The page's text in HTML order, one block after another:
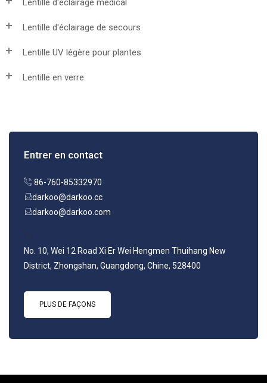
Lentille d'éclairage médical
Lentille d'éclairage de secours
Lentille UV légère pour plantes
Lentille en verre
Entrer en contact
86-760-85332970
darkoo@darkoo.cc
darkoo@darkoo.com
No. 10, Wei 12 Road Xi Er Wei Hengmen Thuihang New
District, Zhongshan, Guangdong, Chine, 528400
PLUS DE FAÇONS